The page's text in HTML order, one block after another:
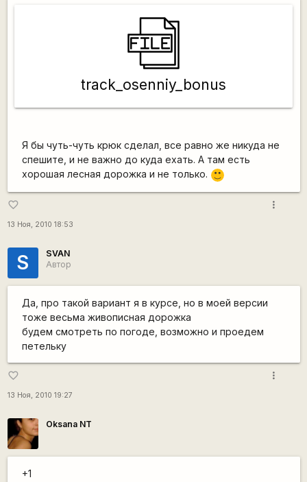
track_osenniy_bonus
Я бы чуть-чуть крюк сделал, все равно же никуда не
спешите, и не важно до куда ехать. А там есть
хорошая лесная дорожка и не только.
:)
favorite_border
13 Ноя, 2010 18:53
more_vert
S
SVAN
Автор
Да, про такой вариант я в курсе, но в моей версии
тоже весьма живописная дорожка
будем смотреть по погоде, возможно и проедем
петельку
favorite_border
13 Ноя, 2010 19:27
more_vert
Oksana NT
+1